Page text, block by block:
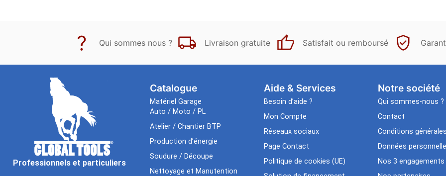
Qui sommes nous ? Livraison gratuite Satisfait ou remboursé
Professionnels et particuliers
Catalogue
Matériel Garage
Auto / Moto / PL
Atelier / Chantier BTP
Production d’énergie
Soudure / Découpe
Nettoyage et Manutention
Aide & Services​
Besoin d’aide ?
Mon Compte
Réseaux sociaux
Page Contact
Politique de cookies (UE)
Notre société
Qui sommes-nous ?
Contact
Conditions
Données
Nos 3 engagements